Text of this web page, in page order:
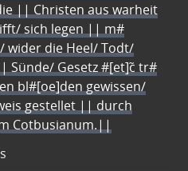
|| Christen aus warheit
sich legen || m#
wider die Heel/ Todt/
Sünde/ Gesetz #[et]c̃ tr#
bl#[oe]den gewissen/
gestellet || durch
Cotbusianum.||